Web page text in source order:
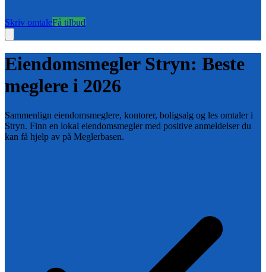
Skriv omtaleFå tilbud
Eiendomsmegler Stryn: Beste
meglere i 2026
Sammenlign eiendomsmeglere, kontorer, boligsalg og les omtaler i
Stryn. Finn en lokal eiendomsmegler med positive anmeldelser du
kan få hjelp av på Meglerbasen.